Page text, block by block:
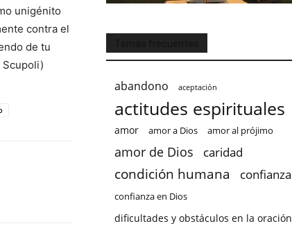
unigénito
contra el
de tu
Scupoli)
abandono aceptación
actitudes espirituales
amor amor a Dios amor al prójimo
amor de Dios caridad
condición humana confianza
confianza en Dios
dificultades y obstáculos en la oración